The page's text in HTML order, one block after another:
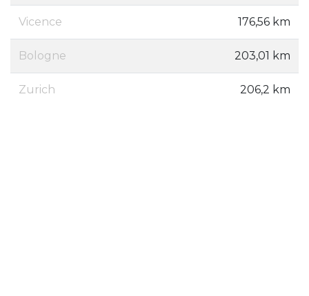
Vicence 176,56 km
Bologne 203,01 km
Zurich 206,2 km